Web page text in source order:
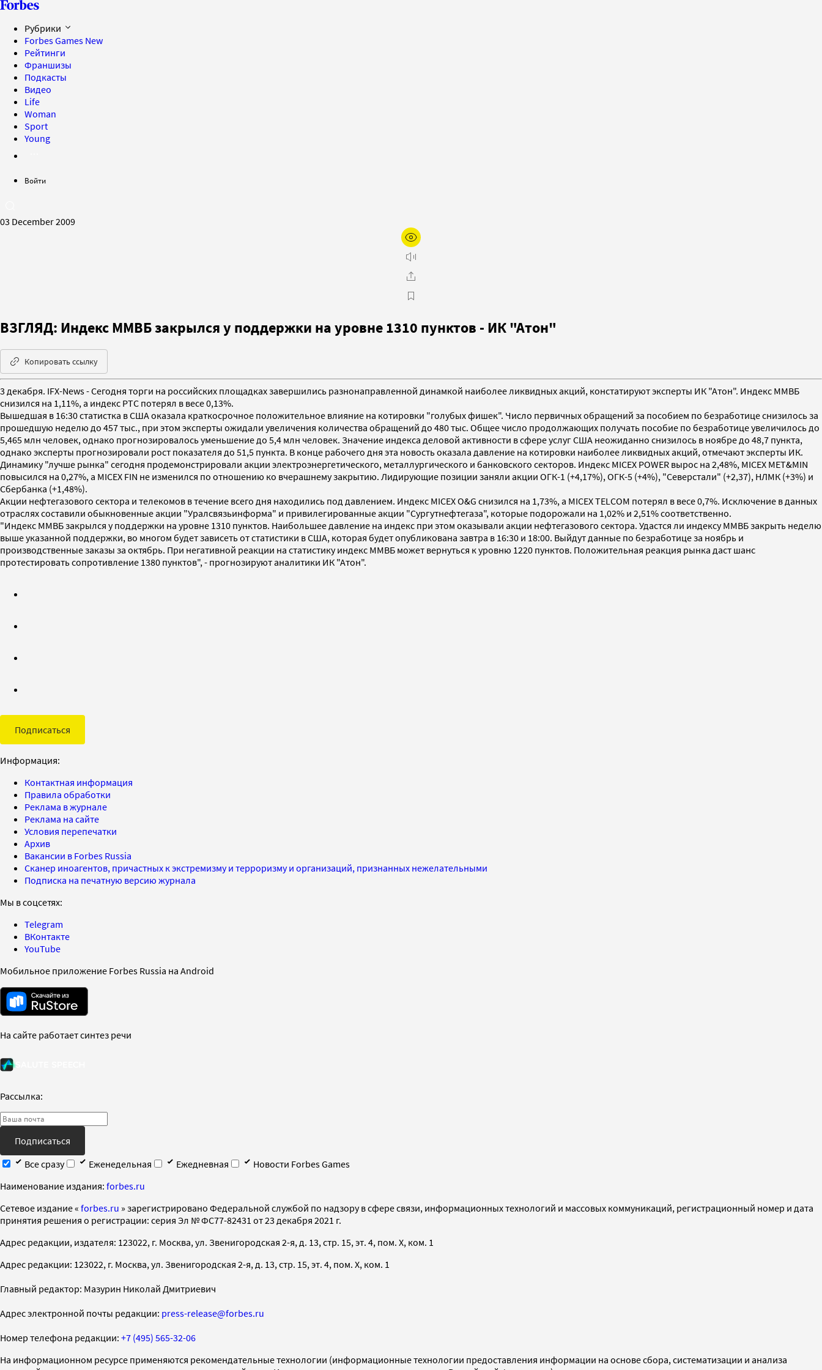
Рубрики
Forbes Games New
Рейтинги
Франшизы
Подкасты
Видео
Life
Woman
Sport
Young
Войти
03 December 2009
ВЗГЛЯД: Индекс ММВБ закрылся у поддержки на уровне 1310 пунктов - ИК "Атон"
Копировать ссылку
3 декабря. IFX-News - Сегодня торги на российских площадках завершились разнонаправленной динамкой наиболее ликвидных акций, констатируют эксперты ИК "Атон". Индекс ММВБ
снизился на 1,11%, а индекс РТС потерял в весе 0,13%.
Вышедшая в 16:30 статистка в США оказала краткосрочное положительное влияние на котировки "голубых фишек". Число первичных обращений за пособием по безработице снизилось за
прошедшую неделю до 457 тыс., при этом эксперты ожидали увеличения количества обращений до 480 тыс. Общее число продолжающих получать пособие по безработице увеличилось до
5,465 млн человек, однако прогнозировалось уменьшение до 5,4 млн человек. Значение индекса деловой активности в сфере услуг США неожиданно снизилось в ноябре до 48,7 пункта,
однако эксперты прогнозировали рост показателя до 51,5 пункта. В конце рабочего дня эта новость оказала давление на котировки наиболее ликвидных акций, отмечают эксперты ИК.
Динамику "лучше рынка" сегодня продемонстрировали акции электроэнергетического, металлургического и банковского секторов. Индекс MICEX POWER вырос на 2,48%, MICEX MET&MIN
повысился на 0,27%, а MICEX FIN не изменился по отношению ко вчерашнему закрытию. Лидирующие позиции заняли акции ОГК-1 (+4,17%), ОГК-5 (+4%), "Северстали" (+2,37), НЛМК (+3%) и
Сбербанка (+1,48%).
Акции нефтегазового сектора и телекомов в течение всего дня находились под давлением. Индекс MICEX O&G снизилcя на 1,73%, а MICEX TELCOM потерял в весе 0,7%. Исключение в данных
отраслях составили обыкновенные акции "Уралсвязьинформа" и привилегированные акции "Сургутнефтегаза", которые подорожали на 1,02% и 2,51% соответственно.
"Индекс ММВБ закрылся у поддержки на уровне 1310 пунктов. Наибольшее давление на индекс при этом оказывали акции нефтегазового сектора. Удастся ли индексу ММВБ закрыть неделю
выше указанной поддержки, во многом будет зависеть от статистики в США, которая будет опубликована завтра в 16:30 и 18:00. Выйдут данные по безработице за ноябрь и
производственные заказы за октябрь. При негативной реакции на статистику индекс ММВБ может вернуться к уровню 1220 пунктов. Положительная реакция рынка даст шанс
протестировать сопротивление 1380 пунктов", - прогнозируют аналитики ИК "Атон".
Подписаться
Информация:
Контактная информация
Правила обработки
Реклама в журнале
Реклама на сайте
Условия перепечатки
Архив
Вакансии в Forbes Russia
Сканер иноагентов, причастных к экстремизму и терроризму и организаций, признанных нежелательными
Подписка на печатную версию журнала
Мы в соцсетях:
Telegram
ВКонтакте
YouTube
Мобильное приложение Forbes Russia на Android
На сайте работает синтез речи
Рассылка:
Подписаться
Все сразу
Еженедельная Ежедневная
Новости Forbes Games
Наименование издания: forbes.ru
Cетевое издание « forbes.ru » зарегистрировано Федеральной службой по надзору в сфере связи, информационных технологий и массовых коммуникаций, регистрационный номер и дата
принятия решения о регистрации: серия Эл № ФС77-82431 от 23 декабря 2021 г.
Адрес редакции, издателя: 123022, г. Москва, ул. Звенигородская 2-я, д. 13, стр. 15, эт. 4, пом. X, ком. 1
Адрес редакции: 123022, г. Москва, ул. Звенигородская 2-я, д. 13, стр. 15, эт. 4, пом. X, ком. 1
Главный редактор: Мазурин Николай Дмитриевич
Адрес электронной почты редакции: press-release@forbes.ru
Номер телефона редакции: +7 (495) 565-32-06
На информационном ресурсе применяются рекомендательные технологии (информационные технологии предоставления информации на основе сбора, систематизации и анализа